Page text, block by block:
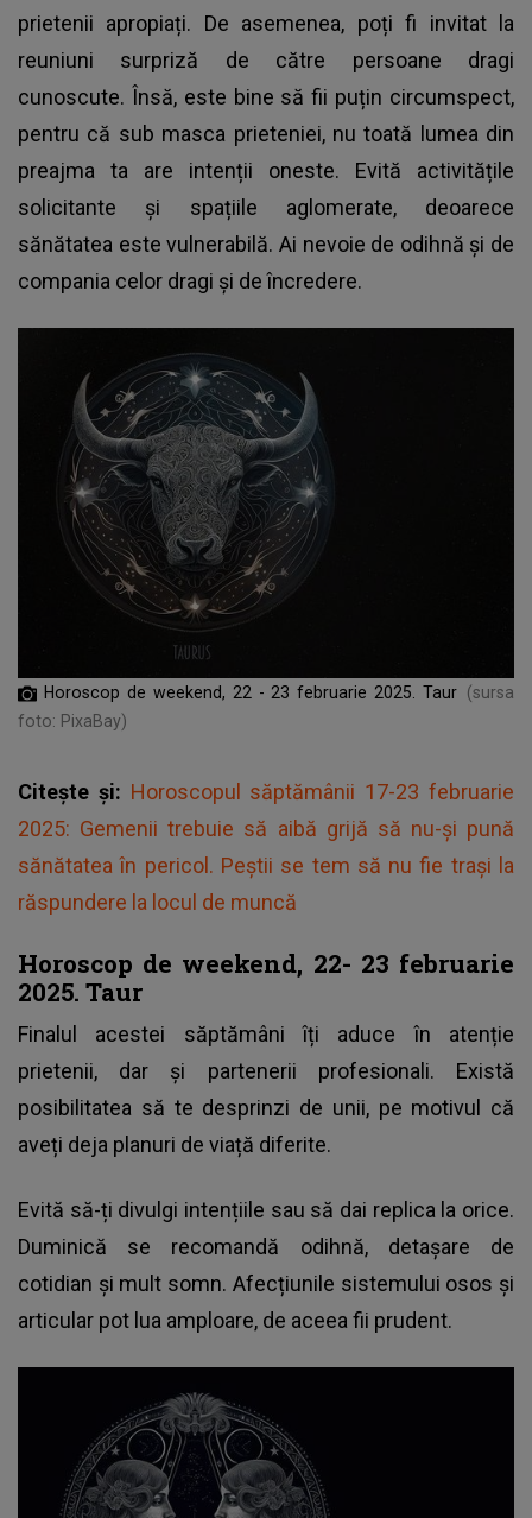
prietenii apropiați. De asemenea, poți fi invitat la
reuniuni surpriză de către persoane dragi
cunoscute. Însă, este bine să fii puțin circumspect,
pentru că sub masca prieteniei, nu toată lumea din
preajma ta are intenții oneste. Evită activitățile
solicitante și spațiile aglomerate, deoarece
sănătatea este vulnerabilă. Ai nevoie de odihnă și de
compania celor dragi și de încredere.
Horoscop de weekend, 22 - 23 februarie 2025. Taur (sursa
foto: PixaBay)
Citește și: Horoscopul săptămânii 17-23 februarie
2025: Gemenii trebuie să aibă grijă să nu-și pună
sănătatea în pericol. Peștii se tem să nu fie trași la
răspundere la locul de muncă
Horoscop de weekend, 22- 23 februarie
2025. Taur
Finalul acestei săptămâni îți aduce în atenție
prietenii, dar și partenerii profesionali. Există
posibilitatea să te desprinzi de unii, pe motivul că
aveți deja planuri de viață diferite.
Evită să-ți divulgi intențiile sau să dai replica la orice.
Duminică se recomandă odihnă, detașare de
cotidian și mult somn. Afecțiunile sistemului osos și
articular pot lua amploare, de aceea fii prudent.